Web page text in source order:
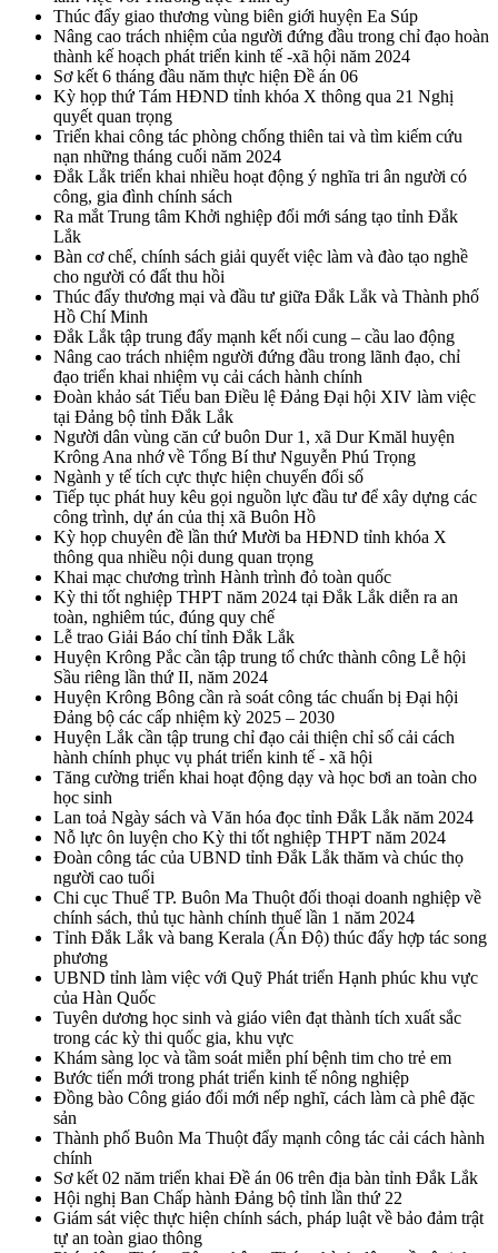
Thúc đẩy giao thương vùng biên giới huyện Ea Súp
Nâng cao trách nhiệm của người đứng đầu trong chỉ đạo hoàn
thành kế hoạch phát triển kinh tế -xã hội năm 2024
Sơ kết 6 tháng đầu năm thực hiện Đề án 06
Kỳ họp thứ Tám HĐND tỉnh khóa X thông qua 21 Nghị
quyết quan trọng
Triển khai công tác phòng chống thiên tai và tìm kiếm cứu
nạn những tháng cuối năm 2024
Đắk Lắk triển khai nhiều hoạt động ý nghĩa tri ân người có
công, gia đình chính sách
Ra mắt Trung tâm Khởi nghiệp đổi mới sáng tạo tỉnh Đắk
Lắk
Bàn cơ chế, chính sách giải quyết việc làm và đào tạo nghề
cho người có đất thu hồi
Thúc đẩy thương mại và đầu tư giữa Đắk Lắk và Thành phố
Hồ Chí Minh
Đắk Lắk tập trung đẩy mạnh kết nối cung – cầu lao động
Nâng cao trách nhiệm người đứng đầu trong lãnh đạo, chỉ
đạo triển khai nhiệm vụ cải cách hành chính
Đoàn khảo sát Tiểu ban Điều lệ Đảng Đại hội XIV làm việc
tại Đảng bộ tỉnh Đắk Lắk
Người dân vùng căn cứ buôn Dur 1, xã Dur Kmăl huyện
Krông Ana nhớ về Tổng Bí thư Nguyễn Phú Trọng
Ngành y tế tích cực thực hiện chuyển đổi số
Tiếp tục phát huy kêu gọi nguồn lực đầu tư để xây dựng các
công trình, dự án của thị xã Buôn Hồ
Kỳ họp chuyên đề lần thứ Mười ba HĐND tỉnh khóa X
thông qua nhiều nội dung quan trọng
Khai mạc chương trình Hành trình đỏ toàn quốc
Kỳ thi tốt nghiệp THPT năm 2024 tại Đắk Lắk diễn ra an
toàn, nghiêm túc, đúng quy chế
Lễ trao Giải Báo chí tỉnh Đắk Lắk
Huyện Krông Pắc cần tập trung tổ chức thành công Lễ hội
Sầu riêng lần thứ II, năm 2024
Huyện Krông Bông cần rà soát công tác chuẩn bị Đại hội
Đảng bộ các cấp nhiệm kỳ 2025 – 2030
Huyện Lắk cần tập trung chỉ đạo cải thiện chỉ số cải cách
hành chính phục vụ phát triển kinh tế - xã hội
Tăng cường triển khai hoạt động dạy và học bơi an toàn cho
học sinh
Lan toả Ngày sách và Văn hóa đọc tỉnh Đắk Lắk năm 2024
Nỗ lực ôn luyện cho Kỳ thi tốt nghiệp THPT năm 2024
Đoàn công tác của UBND tỉnh Đắk Lắk thăm và chúc thọ
người cao tuổi
Chi cục Thuế TP. Buôn Ma Thuột đối thoại doanh nghiệp về
chính sách, thủ tục hành chính thuế lần 1 năm 2024
Tỉnh Đắk Lắk và bang Kerala (Ấn Độ) thúc đẩy hợp tác song
phương
UBND tỉnh làm việc với Quỹ Phát triển Hạnh phúc khu vực
của Hàn Quốc
Tuyên dương học sinh và giáo viên đạt thành tích xuất sắc
trong các kỳ thi quốc gia, khu vực
Khám sàng lọc và tầm soát miễn phí bệnh tim cho trẻ em
Bước tiến mới trong phát triển kinh tế nông nghiệp
Đồng bào Công giáo đổi mới nếp nghĩ, cách làm cà phê đặc
sản
Thành phố Buôn Ma Thuột đẩy mạnh công tác cải cách hành
chính
Sơ kết 02 năm triển khai Đề án 06 trên địa bàn tỉnh Đắk Lắk
Hội nghị Ban Chấp hành Đảng bộ tỉnh lần thứ 22
Giám sát việc thực hiện chính sách, pháp luật về bảo đảm trật
tự an toàn giao thông